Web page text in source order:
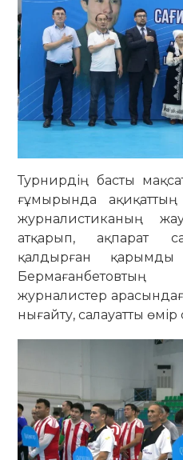
Турнирдің басты
ғұмырында
журналистиканың
атқарып, ақпарат
қалдырған қарымды
журналистер
нығайту, салауатты өмір